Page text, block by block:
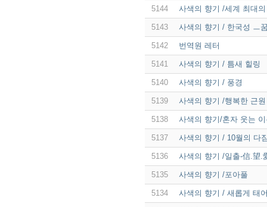
5144 사색의 향기 /세계 최대
5143 사색의 향기 / 한국성 ㅡ
5142 번역원 레터
5141 사색의 향기 / 틈새 힐링
5140 사색의 향기 / 풍경
5139 사색의 향기 /행복한 근원
5138 사색의 향기/혼자 웃는 이
5137 사색의 향기 / 10월의 다
5136 사색의 향기 /일출-信.望.
5135 사색의 향기 /포아풀
5134 사색의 향기 / 새롭게 태